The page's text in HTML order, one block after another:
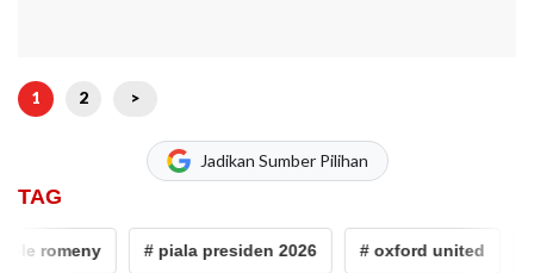
1 2 >
Jadikan Sumber Pilihan
TAG
romeny # piala presiden 2026 # oxford united